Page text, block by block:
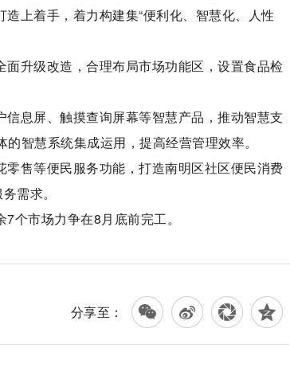
上着手，着力构建集“便利化、智慧化、人性
升级改造，合理布局市场功能区，设置食品检
息屏、触摸查询屏幕等智慧产品，推动智慧支
智慧系统集成运用，提高经营管理效率。
售等便民服务功能，打造南明区社区便民消费
需求。
个市场力争在8月底前完工。
分享至：